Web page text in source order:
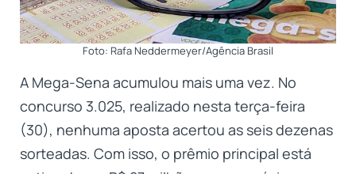
Foto: Rafa Neddermeyer/Agência Brasil
A Mega-Sena acumulou mais uma vez. No
concurso 3.025, realizado nesta terça-feira
(30), nenhuma aposta acertou as seis dezenas
sorteadas. Com isso, o prêmio principal está